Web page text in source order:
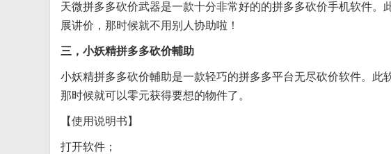
天微拼多多砍价武器是一款十分非常好的的拼多多砍价手机软件
展讲价，那时候就不用别人协助啦！
三，小妖精拼多多砍价輔助
小妖精拼多多砍价輔助是一款轻巧的拼多多平台无尽砍价软件。此
那时候就可以零元获得要想的物件了。
【使用说明书】
打开软件；